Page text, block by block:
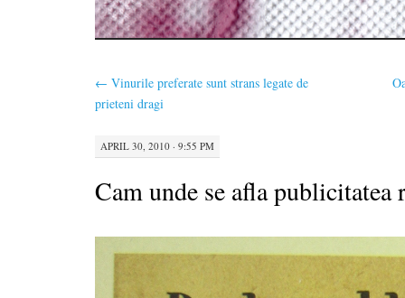
← Vinurile preferate sunt strans legate de
prieteni dragi
APRIL 30, 2010 · 9:55 PM
Cam unde se afla publicitatea